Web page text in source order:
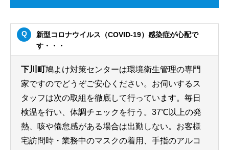
新型コロナウイルス（COVID-19）感染症が心配で
す・・・
下川町鳩よけ対策センターは環境衛生管理の専門
家ですのでどうぞご安心ください。お伺いするス
タッフは次の取組を徹底して行っています。毎日
検温を行い、体調チェックを行う。37℃以上の発
熱、咳や倦怠感がある場合は出勤しない。お客様
宅訪問時・業務中のマスクの着用、手指のアルコ